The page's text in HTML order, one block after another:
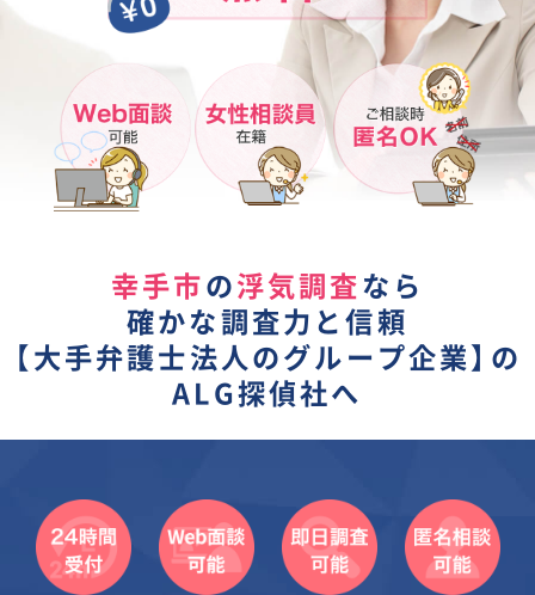
幸手市 の 浮気調査 なら
確かな調査力と信頼
【 大手弁護士法人のグループ企業】の
ALG探偵社へ